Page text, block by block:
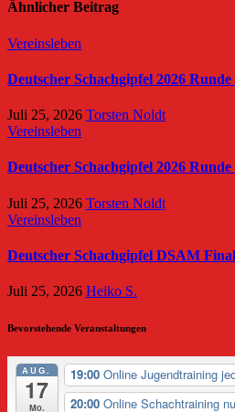
Ähnlicher Beitrag
Vereinsleben
Deutscher Schachgipfel 2026
Juli 25, 2026 Torsten Noldt
Vereinsleben
Deutscher Schachgipfel 2026 Runde
Juli 25, 2026 Torsten Noldt
Vereinsleben
Deutscher Schachgipfel DSAM
Juli 25, 2026 Heiko S.
Bevorstehende Veranstaltungen
AUG.
17
Mo.
19:00 Online Jugendtraining
20:00 Online Schachtraining